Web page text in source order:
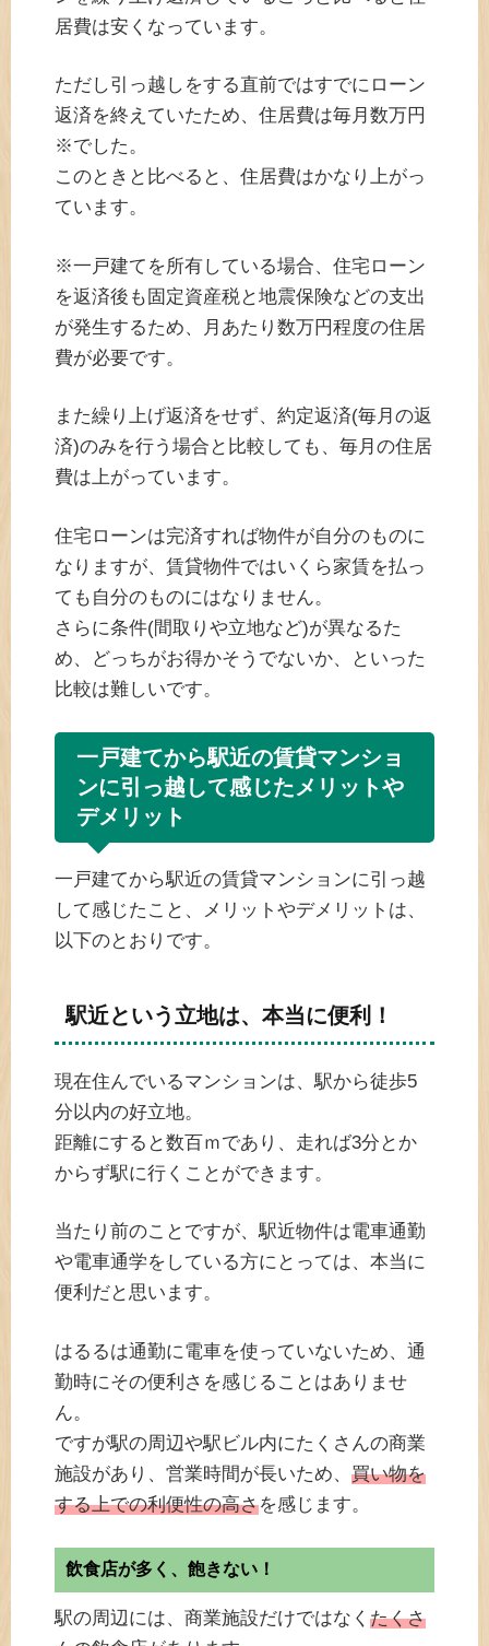
居費は安くなっています。
ただし引っ越しをする直前ではすでにローン
返済を終えていたため、住居費は毎月数万円
※でした。
このときと比べると、住居費はかなり上がっ
ています。
※一戸建てを所有している場合、住宅ローン
を返済後も固定資産税と地震保険などの支出
が発生するため、月あたり数万円程度の住居
費が必要です。
また繰り上げ返済をせず、約定返済(毎月の返
済)のみを行う場合と比較しても、毎月の住居
費は上がっています。
住宅ローンは完済すれば物件が自分のものに
なりますが、賃貸物件ではいくら家賃を払っ
ても自分のものにはなりません。
さらに条件(間取りや立地など)が異なるた
め、どっちがお得かそうでないか、といった
比較は難しいです。
一戸建てから駅近の賃貸マンショ
ンに引っ越して感じたメリットや
デメリット
一戸建てから駅近の賃貸マンションに引っ越
して感じたこと、メリットやデメリットは、
以下のとおりです。
駅近という立地は、本当に便利！
現在住んでいるマンションは、駅から徒歩5
分以内の好立地。
距離にすると数百ｍであり、走れば3分とか
からず駅に行くことができます。
当たり前のことですが、駅近物件は電車通勤
や電車通学をしている方にとっては、本当に
便利だと思います。
はるるは通勤に電車を使っていないため、通
勤時にその便利さを感じることはありませ
ん。
ですが駅の周辺や駅ビル内にたくさんの商業
施設があり、営業時間が長いため、 買い物を
する上での利便性の高さを感じます。
飲食店が多く、飽きない！
駅の周辺には、商業施設だけではなく たくさ